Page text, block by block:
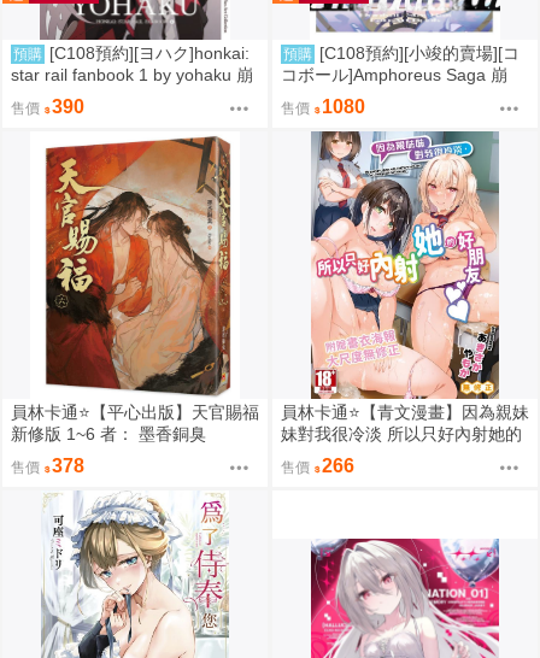
預購 [C108預約][ヨハク]honkai:
star rail fanbook 1 by yohaku 崩
壞：星穹鐵道 同人誌id=3767971
售價 390
預購 [C108預約][小竣的賣場][コ
コボール]Amphoreus Saga 崩
壞：星穹鐵道 同人誌id=3745928
售價 1080
員林卡通⭐️【平心出版】天官賜福
新修版 1~6 者： 墨香銅臭
售價 378
員林卡通⭐️【青文漫畫】因為親妹
妹對我很冷淡 所以只好內射她的
好朋友（全） 作者： あきさかや
もか
售價 266